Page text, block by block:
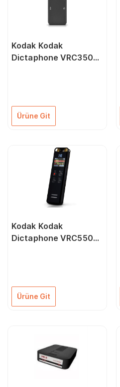
Kodak Kodak
Dictaphone VRC350
Ürüne Git
Kodak Kodak
Dictaphone VRC550
Ürüne Git